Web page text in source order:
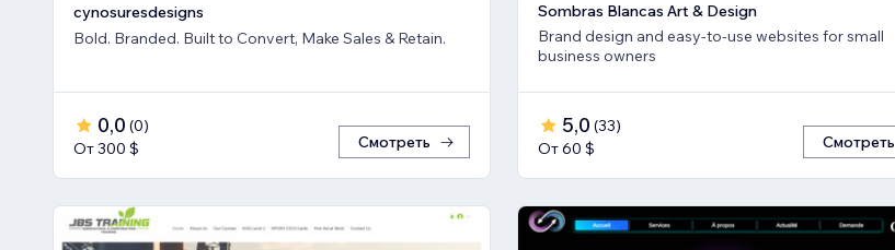
cynosuresdesigns
Bold. Branded. Built to Convert, Make Sales & Retain.
0,0 (0)
От 300 $
Смотреть
Sombras Blancas Art & Design
Brand design and easy-to-use websites for small
business owners
5,0 (33)
От 60 $
Смотреть